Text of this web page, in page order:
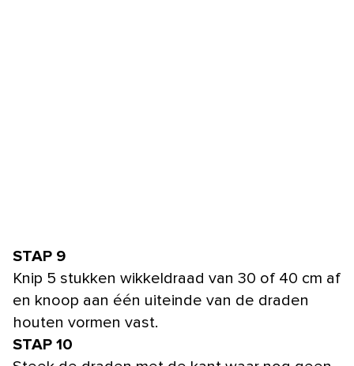
STAP 9
Knip 5 stukken wikkeldraad van 30 of 40 cm af
en knoop aan één uiteinde van de draden
houten vormen vast.
STAP 10